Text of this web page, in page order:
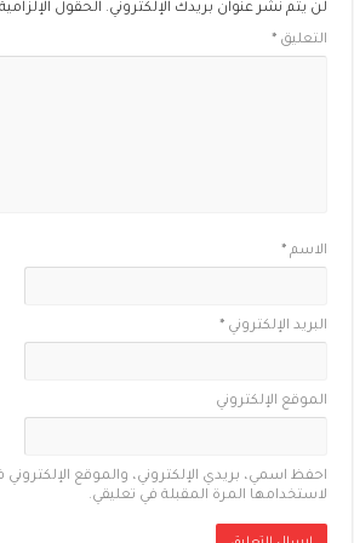
لن يتم نشر عنوان بريدك الإلكتروني. الحقول
التعليق*
الاسم*
البريد الإلكتروني*
الموقع الإلكتروني
احفظ اسمي، بريدي الإلكتروني، والموقع
لاستخدامها المرة المقبلة في تعليقي.